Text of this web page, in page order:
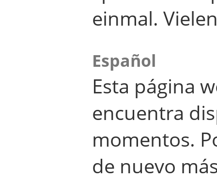
einmal.
Español
Esta página
encuentra
momentos.
de nuevo